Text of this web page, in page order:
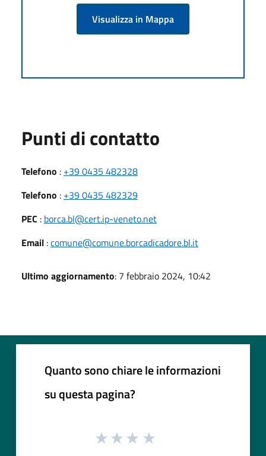
Visualizza in Mappa
Punti di contatto
Telefono : +39 0435 482328
Telefono : +39 0435 482329
PEC : borca.bl@cert.ip-veneto.net
Email :comune@comune.borcadicadore.bl.it
Ultimo aggiornamento: 7 febbraio 2024, 10:42
Quanto sono chiare le informazioni
su questa pagina?